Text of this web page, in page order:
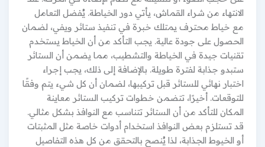
الانتهاء من شراء القماش، يأتي دور الخياطة. يُفضل التعامل
مع خياط محترف يمتلك خبرة في تنفيذ ستائر ويفي، لضمان
الحصول على جودة عالية. يجب التأكد من أن الخياط يستخدم
تقنيات جيدة في الخياطة والتشطيب، مما يضمن أن الستائر
ستبدو جذابة لفترة طويلة. بالإضافة إلى ذلك، يجب إجراء
اختبار نهائي للستائر قبل تركيبها، لضمان أن كل شيء يتم وفقًا
للتوقعات. أخيرًا، تتضمن خطوات تركيب الستائر معاينة
المكان للتأكد من أن الستائر تتناسب مع النوافذ بشكل مثالي.
قد تستلزم بعض النوافذ استخدام أدوات خاصة مثل المثبتات
أو الخيوط الجذابة، لذا يُنصح بالتحقق من كل هذه التفاصيل